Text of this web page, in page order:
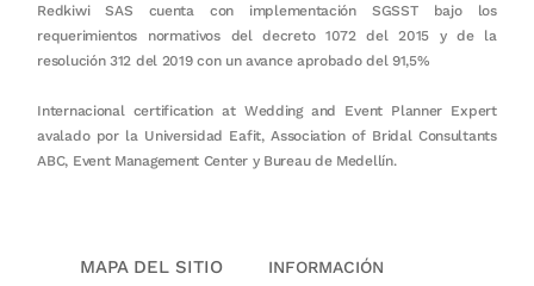
Redkiwi SAS cuenta con implementación SGSST bajo los
requerimientos normativos del decreto 1072 del 2015 y de la
resolución 312 del 2019 con un avance aprobado del 91,5%
Internacional certification at Wedding and Event Planner Expert
avalado por la Universidad Eafit, Association of Bridal Consultants
ABC, Event Management Center y Bureau de Medellín.
MAPA DEL SITIO INFORMACIÓN